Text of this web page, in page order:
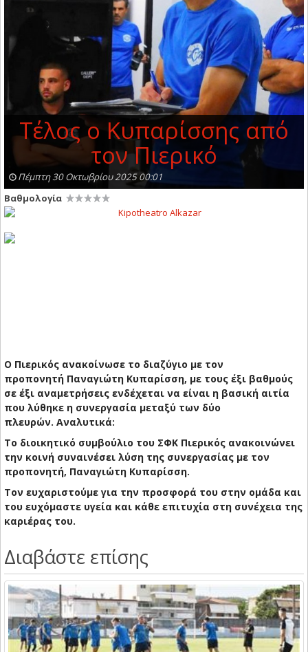
Τέλος ο Κυπαρίσσης από
τον Πιερικό
Πέμπτη 30 Οκτωβρίου 2025 00:01
Βαθμολογία
Ο Πιερικός ανακοίνωσε το διαζύγιο με τον
προπονητή Παναγιώτη Κυπαρίσση, με τους έξι βαθμούς
σε έξι αναμετρήσεις ενδέχεται να είναι η βασική αιτία
που λύθηκε η συνεργασία μεταξύ των δύο
πλευρών. Αναλυτικά:
To διοικητικό συμβούλιο του ΣΦΚ Πιερικός ανακοινώνει
την κοινή συναινέσει λύση της συνεργασίας με τον
προπονητή, Παναγιώτη Κυπαρίσση.
Τον ευχαριστούμε για την προσφορά του στην ομάδα και
του ευχόμαστε υγεία και κάθε επιτυχία στη συνέχεια της
καριέρας του.
Διαβάστε επίσης